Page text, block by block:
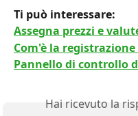
Ti può interessare:
Assegna prezzi e
Com'è la
Pannello di controllo
Hai ricevuto la